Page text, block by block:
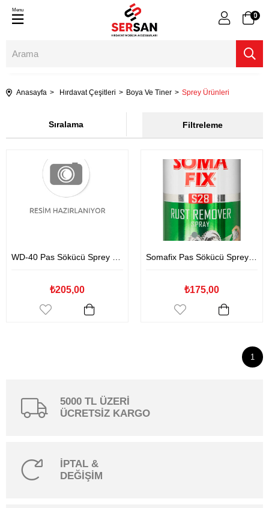
0
Menu
Anasayfa Hırdavat Çeşitleri Boya Ve Tiner Sprey Ürünleri
Filtreleme
Sıralama
WD-40 Pas Sökücü Sprey 200ml.
₺205,00
Somafix Pas Sökücü Sprey 400ml.
₺175,00
1
5000 TL ÜZERİ
ÜCRETSİZ KARGO
İPTAL &
DEĞİŞİM